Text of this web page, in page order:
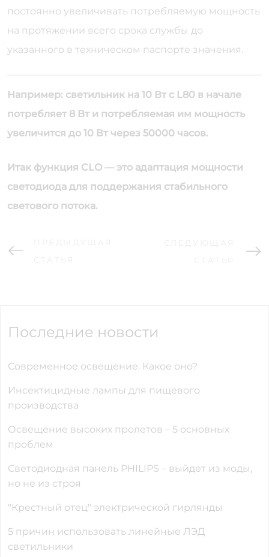
постоянно увеличивать потребляемую мощность
на протяжении всего срока службы до
указанного в техническом паспорте значения.
Например: светильник на 10 Вт с L80 в начале
потребляет 8 Вт и потребляемая им мощность
увеличится до 10 Вт через 50000 часов.
Итак функция CLO — это адаптация мощности
светодиода для поддержания стабильного
светового потока.
Последние новости
Современное освещение. Какое оно?
Инсектицидные лампы для пищевого
производства
Освещение высоких пролетов – 5 основных
проблем
Светодиодная панель PHILIPS – выйдет из моды,
но не из строя
"Крестный отец" электрической гирлянды
5 причин использовать линейные ЛЭД
светильники